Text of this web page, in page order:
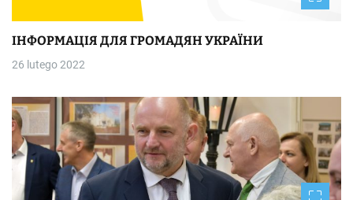
ІНФОРМАЦІЯ ДЛЯ ГРОМАДЯН УКРАЇНИ
26 lutego 2022